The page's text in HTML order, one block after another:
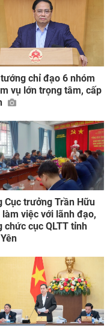
chỉ đạo 6 nhóm
vụ lớn trọng tâm, cấp
Cục trưởng Trần Hữu
làm việc với lãnh đạo,
chức cục QLTT tỉnh